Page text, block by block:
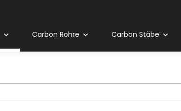
Carbon Rohre Carbon Stäbe